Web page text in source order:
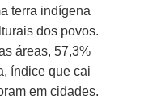
terra indígena
dos povos.
áreas, 57,3%
índice que cai
em cidades.